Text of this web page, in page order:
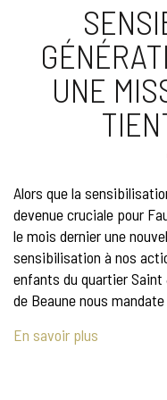
UNE
Alors que la
devenue cruciale pour
le mois dernier une
sensibilisation à nos
enfants du quartier Saint
de Beaune nous
En savoir plus